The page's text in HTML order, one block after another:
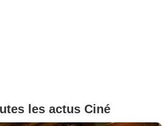
les actus Ciné